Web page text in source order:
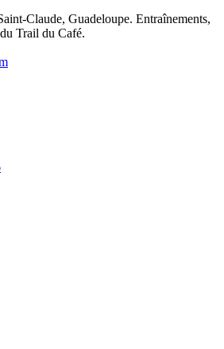
Claude, Guadeloupe. Entraînements,
Trail du Café.